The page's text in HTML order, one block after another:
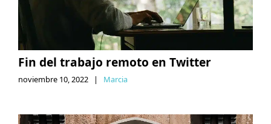
Fin del trabajo remoto en Twitter
noviembre 10, 2022 | Marcia